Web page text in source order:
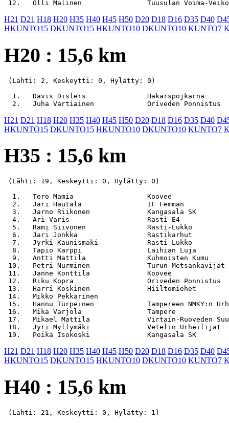
H21 D21 H18 H20 H35 H40 H45 H50 D20 D18 D16 D35 D40
HKUNTO15 DKUNTO15 HKUNTO10 DKUNTO10 KUNTO7
H20 : 15,6 km
(Lähti: 2, Keskeytti: 0, Hylätty: 0)
1.   Davis Dislers
H21 D21 H18 H20 H35 H40 H45 H50 D20 D18 D16 D35 D40
HKUNTO15 DKUNTO15 HKUNTO10 DKUNTO10 KUNTO7
H35 : 15,6 km
(Lähti: 19, Keskeytti: 0, Hylätty: 0)
1.   Tero Mamia                  Koovee
2.   Jari Hautala                IF Femman
3.   Jarno Riikonen              Kangasala SK
4.   Ari Varis                   Rasti E4
5.   Rami Siivonen               Rasti-Lukko
6.   Jari Jonkka                 Rastikarhut
7.   Jyrki Kaunismäki            Rasti-Lukko
8.   Tapio Karppi                Laihian Luja
9.   Antti Mattila               Kuhmoisten Kumu
10.   Petri Nurminen              Turun
11.   Janne Konttila              Koovee
12.   Riku Kopra                  Oriveden
13.   Harri Koskinen              Hiiltomiehet
14.   Mikko Pekkarinen
15.   Hannu Turpeinen             Tampereen
16.   Mika Varjola                Tampere
17.   Mikael Mattila              Virtain-Ruoveden
18.   Jyri Myllymäki              Vetelin
H21 D21 H18 H20 H35 H40 H45 H50 D20 D18 D16 D35 D40
HKUNTO15 DKUNTO15 HKUNTO10 DKUNTO10 KUNTO7
H40 : 15,6 km
(Lähti: 21, Keskeytti: 0, Hylätty: 1)